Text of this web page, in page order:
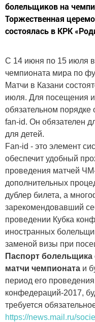
болельщиков на
Торжественная
состоялась в КРК
С 14 июня по 15 июля
чемпионата мира по
Матчи в Казани
июля. Для посещения
обязательном
fan-id. Он обязателен
для детей.
Fan-id - это элемент
обеспечит удобный
проведения матчей
дополнительных
дублер билета, а
зарекомендовавший
проведении Кубка
иностранных
заменой визы при
Паспорт
матчи чемпионата и
период его
конфедераций-2017,
требуется
https://news.mail.ru/